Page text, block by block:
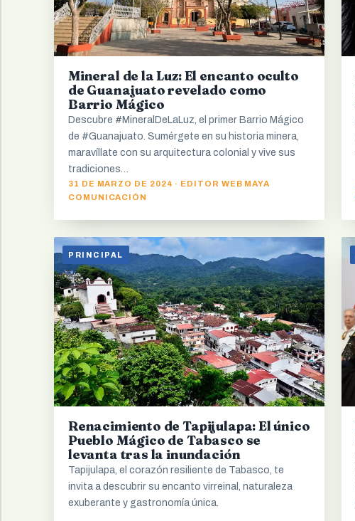
Mineral de la Luz: El encanto oculto
de Guanajuato revelado como
Barrio Mágico
Descubre #MineralDeLaLuz, el primer Barrio Mágico
de #Guanajuato. Sumérgete en su historia minera,
maravíllate con su arquitectura colonial y vive sus
tradiciones…
31 DE MARZO DE 2024 · EDITOR WEB MAYA
COMUNICACIÓN
PRINCIPAL
Renacimiento de Tapijulapa: El único
Pueblo Mágico de Tabasco se
levanta tras la inundación
Tapijulapa, el corazón resiliente de Tabasco, te
invita a descubrir su encanto virreinal, naturaleza
exuberante y gastronomía única.